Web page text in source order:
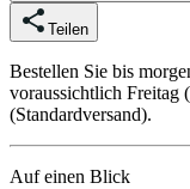
Teilen
Bestellen Sie bis
voraussichtlich Freitag
(Standardversand).
Auf einen Blick